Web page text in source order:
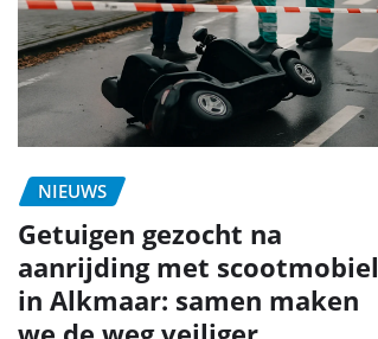
NIEUWS
Getuigen gezocht na
aanrijding met scootmobiel
in Alkmaar: samen maken